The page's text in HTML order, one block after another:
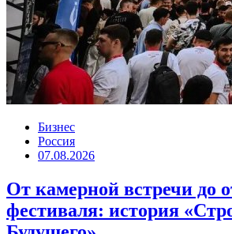
Бизнес
Россия
07.08.2026
От камерной встречи до
фестиваля: история